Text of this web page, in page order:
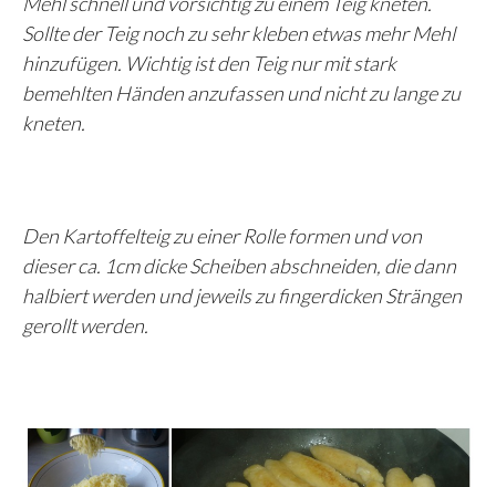
Sollte der Teig noch zu sehr kleben etwas mehr Mehl
hinzufügen. Wichtig ist den Teig nur mit stark
bemehlten Händen anzufassen und nicht zu lange zu
kneten.
Den Kartoffelteig zu einer Rolle formen und von
dieser ca. 1cm dicke Scheiben abschneiden, die dann
halbiert werden und jeweils zu fingerdicken Strängen
gerollt werden.